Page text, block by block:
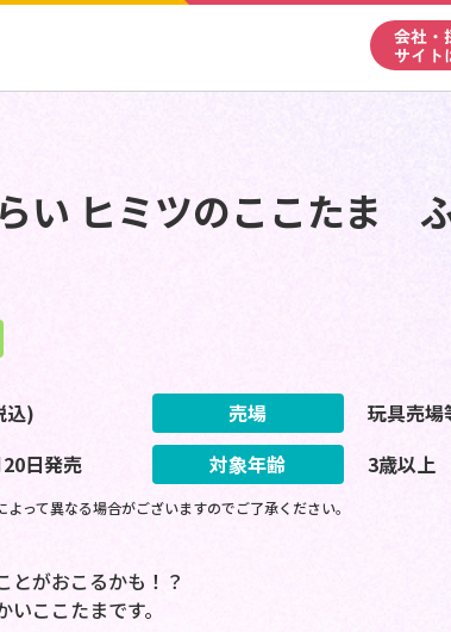
会社・
サイト
い ヒミツのここたま
込) 売場
玩具売場
20日発売 対象年齢 3歳以上
って異なる場合がございますのでご了承ください。
とがおこるかも！？
ここたまです。